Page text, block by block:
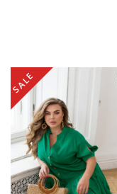
SALE